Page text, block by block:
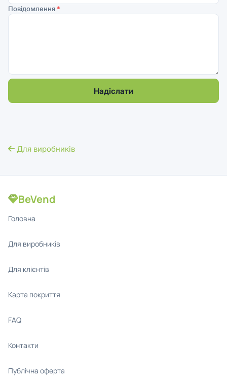
Повідомлення *
Надіслати
Для виробників
BeVend
Головна
Для виробників
Для клієнтів
Карта покриття
FAQ
Контакти
Публічна оферта